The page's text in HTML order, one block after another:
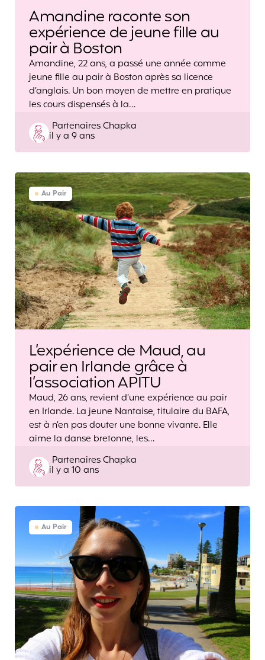
Amandine raconte son
expérience de jeune fille au
pair à Boston
Amandine, 22 ans, a passé une année comme
jeune fille au pair à Boston après sa licence
d’anglais. Un bon moyen de mettre en pratique
les cours dispensés à la…
Posted
by
Partenaires Chapka
il y a 9 ans
Au Pair
L’expérience de Maud, au
pair en Irlande grâce à
l’association APITU
Maud, 26 ans, revient d’une expérience au pair
en Irlande. La jeune Nantaise, titulaire du BAFA,
est à n’en pas douter une bonne vivante. Elle
aime la danse bretonne, les…
Posted
by
Partenaires Chapka
il y a 10 ans
Au Pair